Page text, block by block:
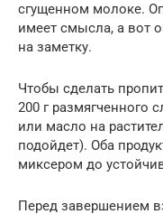
сгущенном молоке.
имеет смысла, а вот
на заметку.
Чтобы сделать
200 г размягченного
или масло на
подойдет). Оба
миксером до
Перед завершением